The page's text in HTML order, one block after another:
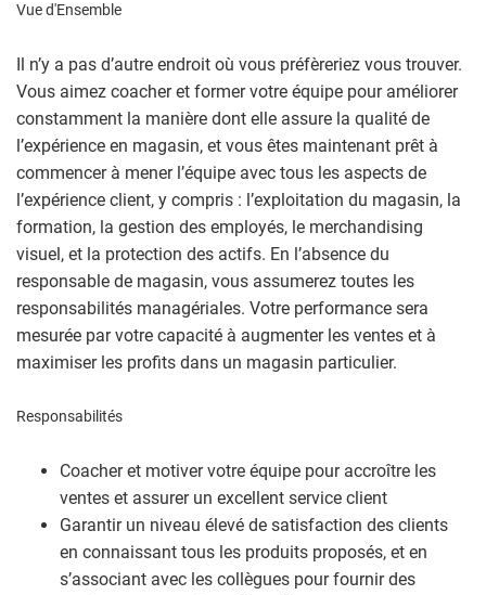
Vue d'Ensemble
Il n’y a pas d’autre endroit où vous préfèreriez vous trouver.
Vous aimez coacher et former votre équipe pour améliorer
constamment la manière dont elle assure la qualité de
l’expérience en magasin, et vous êtes maintenant prêt à
commencer à mener l’équipe avec tous les aspects de
l’expérience client, y compris : l’exploitation du magasin, la
formation, la gestion des employés, le merchandising
visuel, et la protection des actifs. En l’absence du
responsable de magasin, vous assumerez toutes les
responsabilités managériales. Votre performance sera
mesurée par votre capacité à augmenter les ventes et à
maximiser les profits dans un magasin particulier.
Responsabilités
Coacher et motiver votre équipe pour accroître les
ventes et assurer un excellent service client
Garantir un niveau élevé de satisfaction des clients
en connaissant tous les produits proposés, et en
s’associant avec les collègues pour fournir des